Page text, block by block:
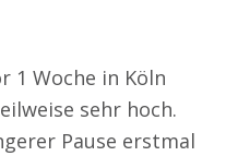
1 Woche in Köln
sehr hoch.
Pause erstmal